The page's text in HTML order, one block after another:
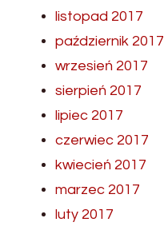
listopad 2017
październik 2017
wrzesień 2017
sierpień 2017
lipiec 2017
czerwiec 2017
kwiecień 2017
marzec 2017
luty 2017